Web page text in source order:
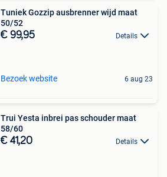
Tuniek Gozzip ausbrenner wijd maat
50/52
€ 99,95 Details
Bezoek website 6 aug 23
Trui Yesta inbrei pas schouder maat
58/60
€ 41,20 Details